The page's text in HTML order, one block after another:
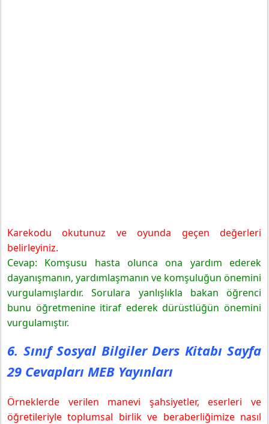
Karekodu okutunuz ve oyunda geçen değerleri
belirleyiniz.
Cevap: Komşusu hasta olunca ona yardım ederek
dayanışmanın, yardımlaşmanın ve komşuluğun önemini
vurgulamışlardır. Sorulara yanlışlıkla bakan öğrenci
bunu öğretmenine itiraf ederek dürüstlüğün önemini
vurgulamıştır.
6. Sınıf Sosyal Bilgiler Ders Kitabı Sayfa
29 Cevapları MEB Yayınları
Örneklerde verilen manevi şahsiyetler, eserleri ve
öğretileriyle toplumsal birlik ve beraberliğimize nasıl